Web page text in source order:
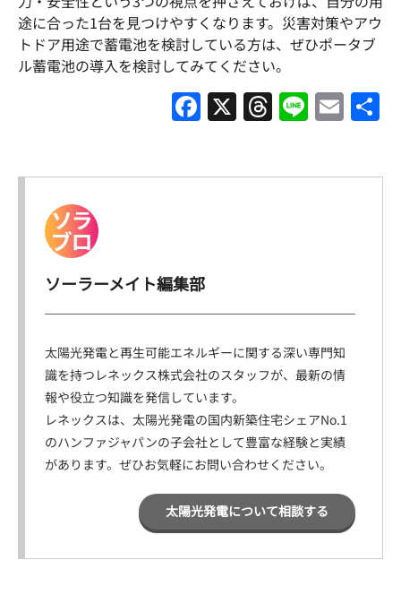
途に合った1台を見つけやすくなります。災害対策やアウ
トドア用途で蓄電池を検討している方は、ぜひポータブ
ル蓄電池の導入を検討してみてください。
F
a
o
k
X T
hr
Li
n
E
m
ソーラーメイト編集部
太陽光発電と再生可能エネルギーに関する深い専門知
識を持つレネックス株式会社のスタッフが、最新の情
報や役立つ知識を発信しています。
レネックスは、太陽光発電の国内新築住宅シェアNo.1
のハンファジャパンの子会社として豊富な経験と実績
があります。ぜひお気軽にお問い合わせください。
太陽光発電について相談する